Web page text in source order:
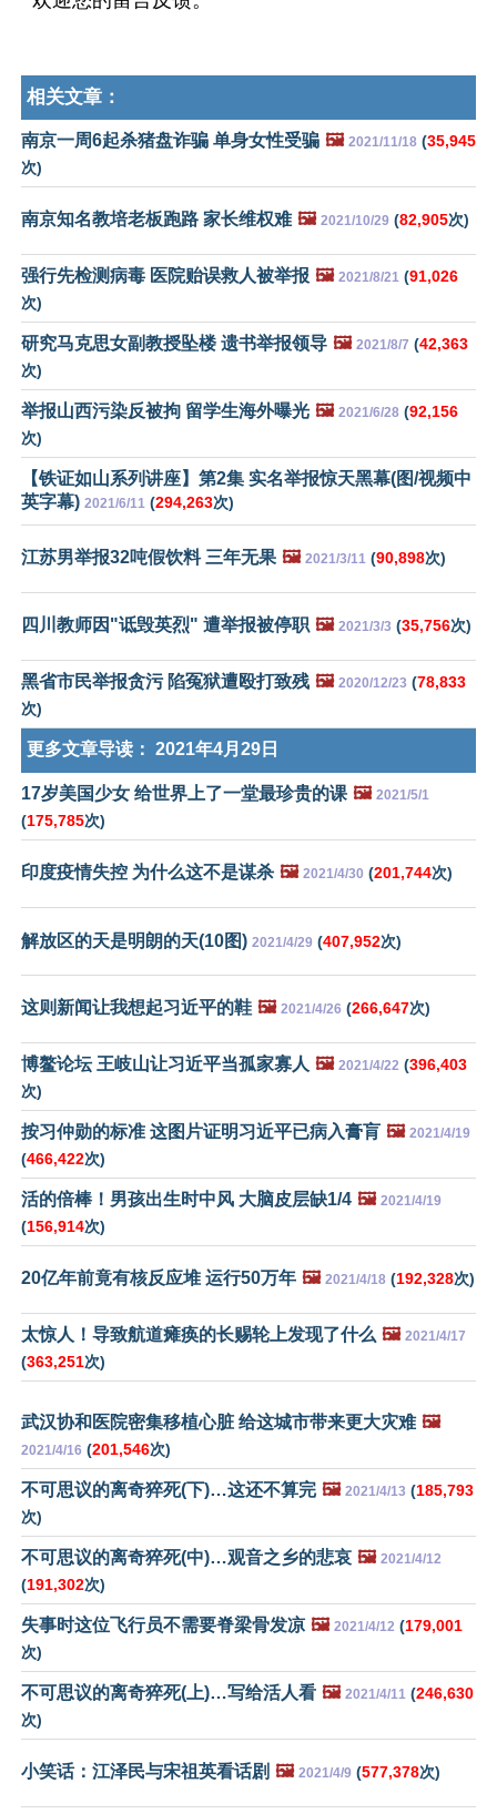
相关文章：
南京一周6起杀猪盘诈骗 单身女性受骗 🖼️ 2021/11/18 (35,945
次)
南京知名教培老板跑路 家长维权难 🖼️ 2021/10/29 (82,905次)
强行先检测病毒 医院贻误救人被举报 🖼️ 2021/8/21 (91,026
次)
研究马克思女副教授坠楼 遗书举报领导 🖼️ 2021/8/7 (42,363
次)
举报山西污染反被拘 留学生海外曝光 🖼️ 2021/6/28 (92,156
次)
【铁证如山系列讲座】第2集 实名举报惊天黑幕(图/视频中
英字幕) 2021/6/11 (294,263次)
江苏男举报32吨假饮料 三年无果 🖼️ 2021/3/11 (90,898次)
四川教师因"诋毁英烈" 遭举报被停职 🖼️ 2021/3/3 (35,756次)
黑省市民举报贪污 陷冤狱遭殴打致残 🖼️ 2020/12/23 (78,833
次)
更多文章导读： 2021年4月29日
17岁美国少女 给世界上了一堂最珍贵的课 🖼️ 2021/5/1
(175,785次)
印度疫情失控 为什么这不是谋杀 🖼️ 2021/4/30 (201,744次)
解放区的天是明朗的天(10图) 2021/4/29 (407,952次)
这则新闻让我想起习近平的鞋 🖼️ 2021/4/26 (266,647次)
博鳌论坛 王岐山让习近平当孤家寡人 🖼️ 2021/4/22 (396,403
次)
按习仲勋的标准 这图片证明习近平已病入膏肓 🖼️ 2021/4/19
(466,422次)
活的倍棒！男孩出生时中风 大脑皮层缺1/4 🖼️ 2021/4/19
(156,914次)
20亿年前竟有核反应堆 运行50万年 🖼️ 2021/4/18 (192,328次)
太惊人！导致航道瘫痪的长赐轮上发现了什么 🖼️ 2021/4/17
(363,251次)
武汉协和医院密集移植心脏 给这城市带来更大灾难 🖼️
2021/4/16 (201,546次)
不可思议的离奇猝死(下)…这还不算完 🖼️ 2021/4/13 (185,793
次)
不可思议的离奇猝死(中)…观音之乡的悲哀 🖼️ 2021/4/12
(191,302次)
失事时这位飞行员不需要脊梁骨发凉 🖼️ 2021/4/12 (179,001
次)
不可思议的离奇猝死(上)…写给活人看 🖼️ 2021/4/11 (246,630
次)
小笑话：江泽民与宋祖英看话剧 🖼️ 2021/4/9 (577,378次)